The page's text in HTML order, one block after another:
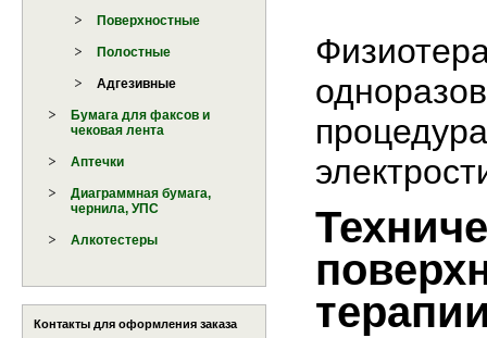
Поверхностные
Полостные
Адгезивные
Бумага для факсов и
чековая лента
Аптечки
Диаграммная бумага,
чернила, УПС
Алкотестеры
Контакты для оформления заказа